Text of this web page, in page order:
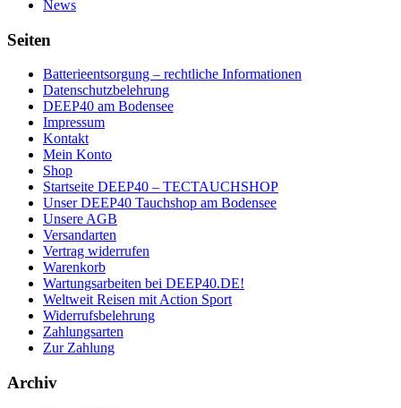
News
Seiten
Batterieentsorgung – rechtliche Informationen
Datenschutzbelehrung
DEEP40 am Bodensee
Impressum
Kontakt
Mein Konto
Shop
Startseite DEEP40 – TECTAUCHSHOP
Unser DEEP40 Tauchshop am Bodensee
Unsere AGB
Versandarten
Vertrag widerrufen
Warenkorb
Wartungsarbeiten bei DEEP40.DE!
Weltweit Reisen mit Action Sport
Widerrufsbelehrung
Zahlungsarten
Zur Zahlung
Archiv